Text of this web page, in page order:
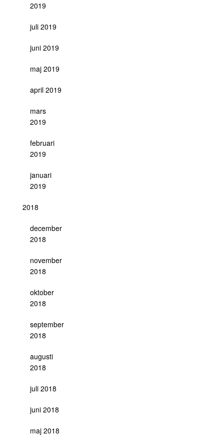
2019
juli 2019
juni 2019
maj 2019
april 2019
mars
2019
februari
2019
januari
2019
2018
december
2018
november
2018
oktober
2018
september
2018
augusti
2018
juli 2018
juni 2018
maj 2018